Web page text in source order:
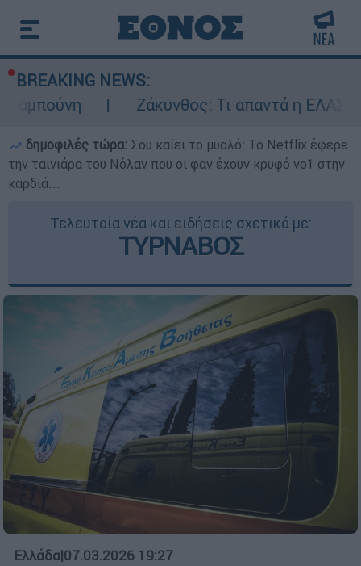
BREAKING NEWS:
Ζάκυνθος: Τι απαντά η ΕΛΑΣ για τους 8
δημοφιλές τώρα: Σου καίει το μυαλό: Το Netflix έφερε
την ταινιάρα του Νόλαν που οι φαν έχουν κρυφό νο1 στην
καρδιά...
Τελευταία νέα και ειδήσεις σχετικά με:
ΤΥΡΝΑΒΟΣ
Ελλάδα|07.03.2026 19:27